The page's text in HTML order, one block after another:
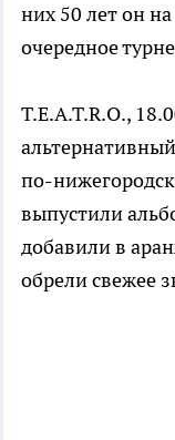
них 50 лет он
очередное
T.E.A.T.R.O.,
по-
выпустили
добавили в
обрели свежее